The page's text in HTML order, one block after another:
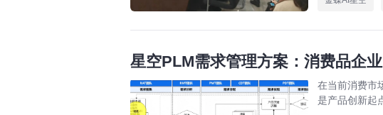
星空PLM需求管理方案：消费品企
在当前消费市
是产品创新起